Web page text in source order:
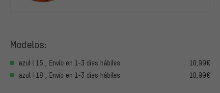
Modelos:
azul | 15 , Envío en 1-3 días hábiles
10,99€
azul | 18 , Envío en 1-3 días hábiles
10,99€